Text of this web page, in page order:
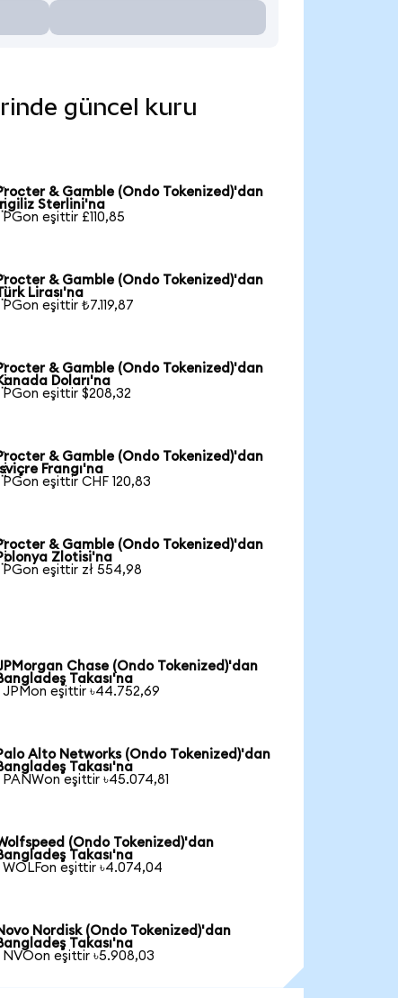
güncel kuru
& Gamble (Ondo Tokenized)'dan
Sterlini'na
PGon eşittir £110,85
& Gamble (Ondo Tokenized)'dan
Lirası'na
PGon eşittir ₺7.119,87
& Gamble (Ondo Tokenized)'dan
Doları'na
PGon eşittir $208,32
& Gamble (Ondo Tokenized)'dan
Frangı'na
PGon eşittir CHF 120,83
& Gamble (Ondo Tokenized)'dan
Zlotisi'na
PGon eşittir zł 554,98
Chase (Ondo Tokenized)'dan
Takası'na
JPMon eşittir ৳44.752,69
Alto Networks (Ondo Tokenized)'dan
Takası'na
PANWon eşittir ৳45.074,81
(Ondo Tokenized)'dan
Takası'na
WOLFon eşittir ৳4.074,04
Nordisk (Ondo Tokenized)'dan
Takası'na
NVOon eşittir ৳5.908,03